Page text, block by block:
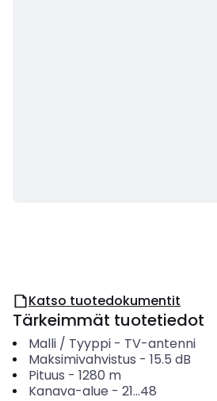
Katso tuotedokumentit
Tärkeimmät tuotetiedot
Malli / Tyyppi- TV-antenni
Maksimivahvistus - 15.5 dB
Pituus - 1280 m
Kanava-alue - 21...48